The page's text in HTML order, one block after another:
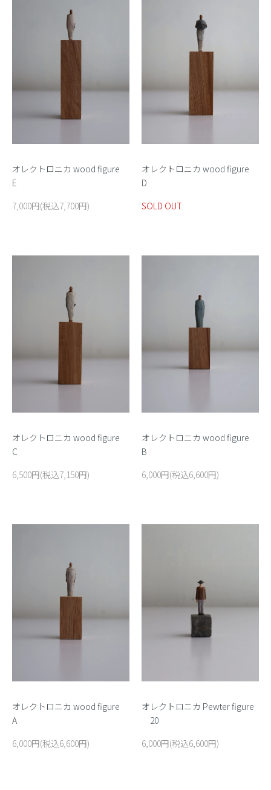
オレクトロニカ wood figure
E
7,000円(税込7,700円)
オレクトロニカ wood figure
D
SOLD OUT
オレクトロニカ wood figure
C
6,500円(税込7,150円)
オレクトロニカ wood figure
B
6,000円(税込6,600円)
オレクトロニカ wood figure
A
6,000円(税込6,600円)
オレクトロニカ Pewter figure
20
6,000円(税込6,600円)